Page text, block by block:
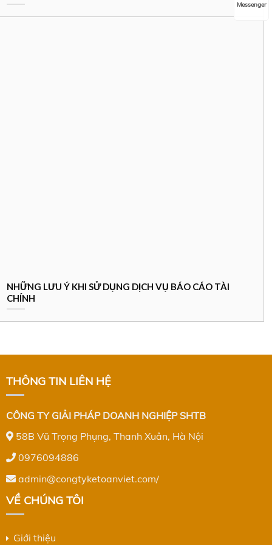
NHỮNG LƯU Ý KHI SỬ DỤNG DỊCH VỤ BÁO CÁO TÀI
CHÍNH
THÔNG TIN LIÊN HỆ
CÔNG TY GIẢI PHÁP DOANH NGHIỆP SHTB
58B Vũ Trọng Phụng, Thanh Xuân, Hà Nội
0976094886
admin@congtyketoanviet.com/
VỀ CHÚNG TÔI
Giới thiệu
Messenger